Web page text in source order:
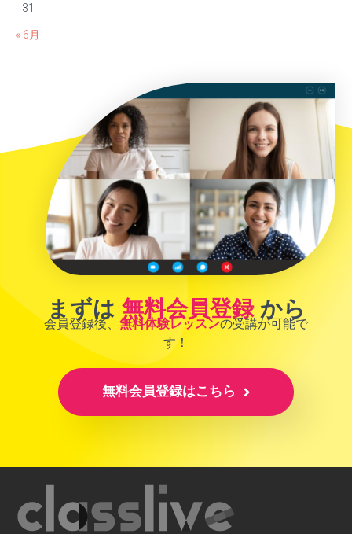
31
« 6月
まずは 無料会員登録から
会員登録後、 無料体験レッスンの受講が可能で
す！
無料会員登録はこちら